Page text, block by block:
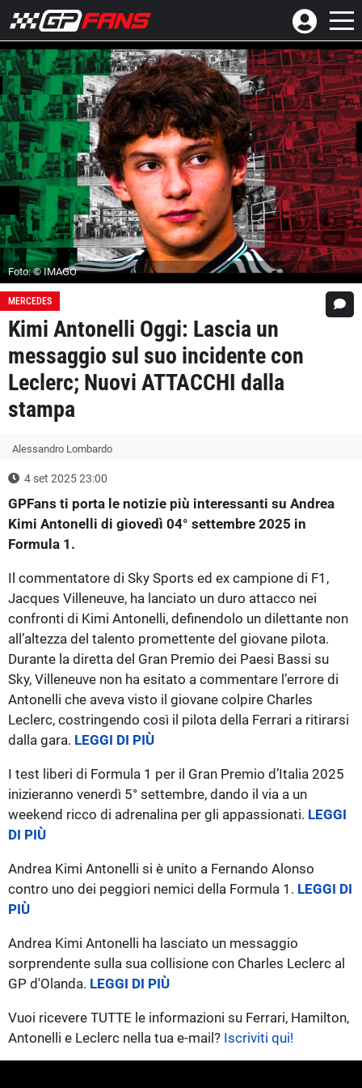
Foto: © IMAGO
MERCEDES
Kimi Antonelli Oggi: Lascia un
messaggio sul suo incidente con
Leclerc; Nuovi ATTACCHI dalla
stampa
Alessandro Lombardo
4 set 2025 23:00
GPFans ti porta le notizie più interessanti su Andrea
Kimi Antonelli di giovedì 04° settembre 2025 in
Formula 1.
Il commentatore di Sky Sports ed ex campione di F1,
Jacques Villeneuve, ha lanciato un duro attacco nei
confronti di Kimi Antonelli, definendolo un dilettante non
all’altezza del talento promettente del giovane pilota.
Durante la diretta del Gran Premio dei Paesi Bassi su
Sky, Villeneuve non ha esitato a commentare l’errore di
Antonelli che aveva visto il giovane colpire Charles
Leclerc, costringendo così il pilota della Ferrari a ritirarsi
dalla gara. LEGGI DI PIÙ
I test liberi di Formula 1 per il Gran Premio d’Italia 2025
inizieranno venerdì 5° settembre, dando il via a un
weekend ricco di adrenalina per gli appassionati. LEGGI
DI PIÙ
Andrea Kimi Antonelli si è unito a Fernando Alonso
contro uno dei peggiori nemici della Formula 1. LEGGI DI
PIÙ
Andrea Kimi Antonelli ha lasciato un messaggio
sorprendente sulla sua collisione con Charles Leclerc al
GP d'Olanda. LEGGI DI PIÙ
Vuoi ricevere TUTTE le informazioni su Ferrari, Hamilton,
Antonelli e Leclerc nella tua e-mail? Iscriviti qui!